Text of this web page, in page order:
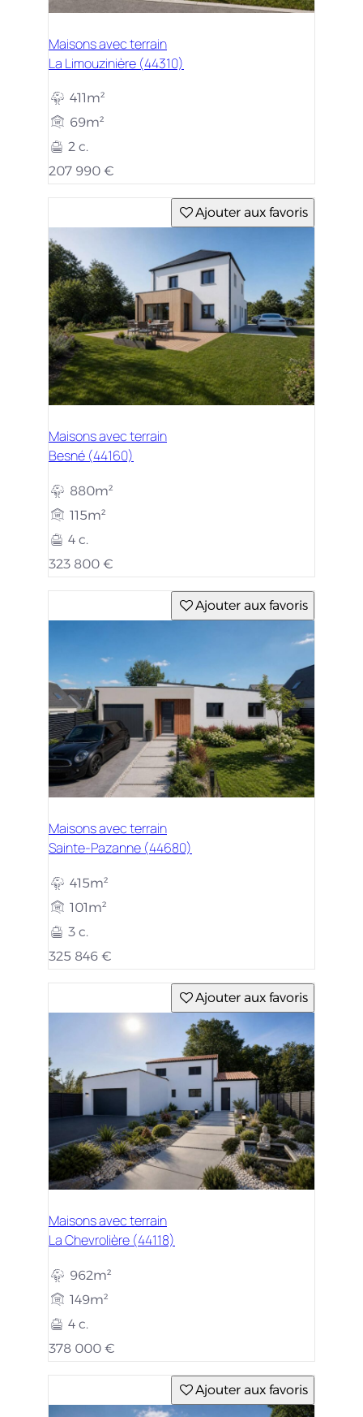
Maisons avec terrain
La Limouzinière (44310)
411m²
69m²
2 c.
207 990 €
Ajouter aux favoris
Maisons avec terrain
Besné (44160)
880m²
115m²
4 c.
323 800 €
Ajouter aux favoris
Maisons avec terrain
Sainte-Pazanne (44680)
415m²
101m²
3 c.
325 846 €
Ajouter aux favoris
Maisons avec terrain
La Chevrolière (44118)
962m²
149m²
4 c.
378 000 €
Ajouter aux favoris